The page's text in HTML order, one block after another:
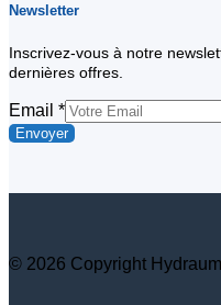
Newsletter
Inscrivez-vous à notre
dernières offres.
Email
Email *
Envoyer
© 2026 Copyright